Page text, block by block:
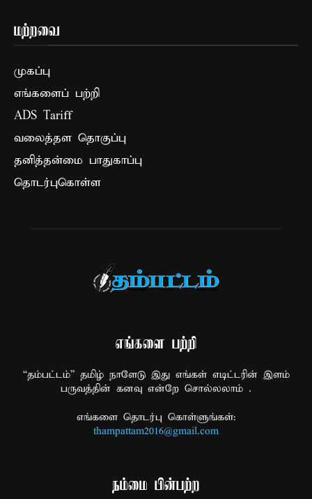
மற்றவை
முகப்பு
எங்களைப் பற்றி
ADS Tariff
வலைத்தள தொகுப்பு
தனித்தன்மை பாதுகாப்பு
தொடர்புகொள்ள
எங்களை பற்றி
“தம்பட்டம்” தமிழ் நாளேடு இது எங்கள் எடிட்டரின் இளம்
பருவத்தின் கனவு என்றே சொல்லலாம் .
எங்களை தொடர்பு கொள்ளுங்கள்:
thampattam2016@gmail.com
நம்மை பின்பற்ற